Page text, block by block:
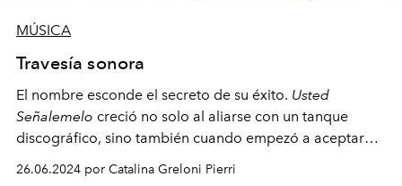
MÚSICA
Travesía sonora
El nombre esconde el secreto de su éxito. Usted
Señalemelo creció no solo al aliarse con un tanque
discográfico, sino también cuando empezó a aceptar
26.06.2024 por Catalina Greloni Pierri